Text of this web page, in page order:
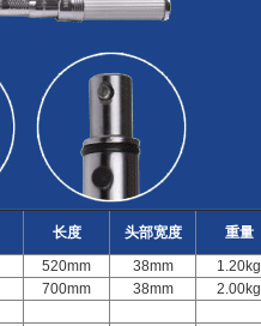
长度 头部宽度
重量
520mm 38mm
1.20kg
700mm 38mm
2.00kg